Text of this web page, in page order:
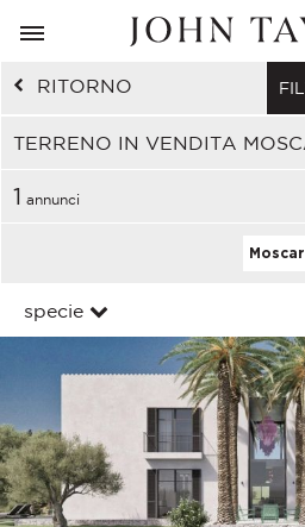
RITORNO
TERRENO IN VENDITA
1 annunci
specie